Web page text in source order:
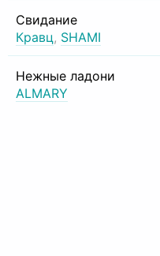
Свидание
Кравц, SHAMI
Нежные ладони
ALMARY